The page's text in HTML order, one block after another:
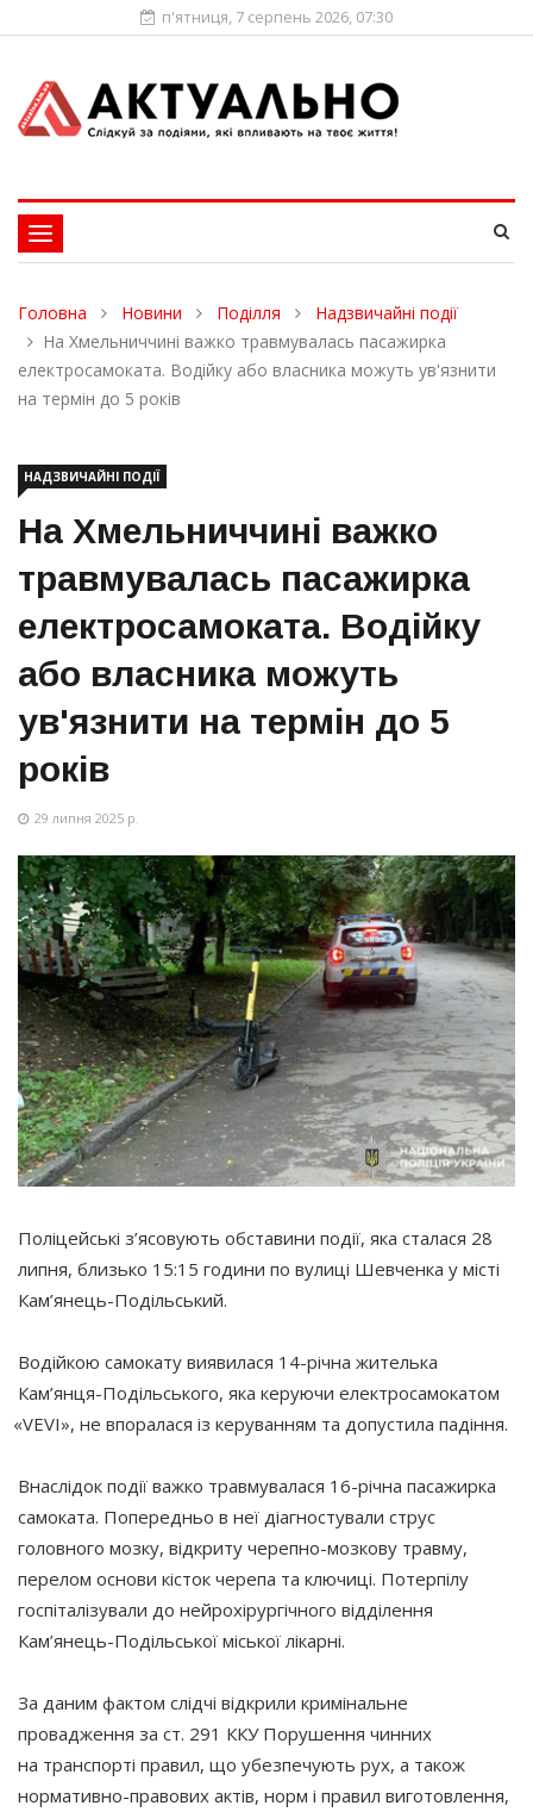
п'ятниця, 7 серпень 2026, 07:30
Toggle
navigation
Головна Новини Поділля
Надзвичайні події
На Хмельниччині важко травмувалась пасажирка
електросамоката. Водійку або власника можуть ув'язнити
на термін до 5 років
НАДЗВИЧАЙНІ ПОДІЇ
На Хмельниччині важко
травмувалась пасажирка
електросамоката. Водійку
або власника можуть
ув'язнити на термін до 5
років
29 липня 2025 р.
Поліцейські з’ясовують обставини події, яка сталася 28
липня, близько 15:15 години по вулиці Шевченка у місті
Кам’янець-Подільський.
Водійкою самокату виявилася 14-річна жителька
Кам’янця-Подільського, яка керуючи електросамокатом
«VEVI», не впоралася із керуванням та допустила падіння.
Внаслідок події важко травмувалася 16-річна пасажирка
самоката. Попередньо в неї діагностували струс
головного мозку, відкриту черепно-мозкову травму,
перелом основи кісток черепа та ключиці. Потерпілу
госпіталізували до нейрохірургічного відділення
Кам’янець-Подільської міської лікарні.
За даним фактом слідчі відкрили кримінальне
провадження за ст. 291 ККУ Порушення чинних
на транспорті правил, що убезпечують рух, а також
нормативно-правових актів, норм і правил виготовлення,